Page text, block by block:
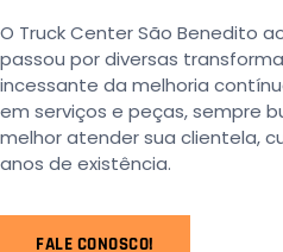
O Truck Center São Benedito
passou por diversas
incessante da melhoria
em serviços e peças, sempre
melhor atender sua clientela,
anos de existência.
FALE CONOSCO!